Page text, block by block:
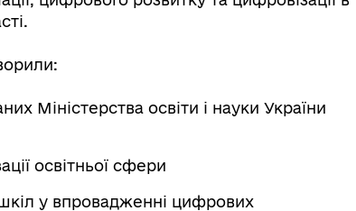
Міністерства освіти і науки України
освітньої сфери
у впровадженні цифрових